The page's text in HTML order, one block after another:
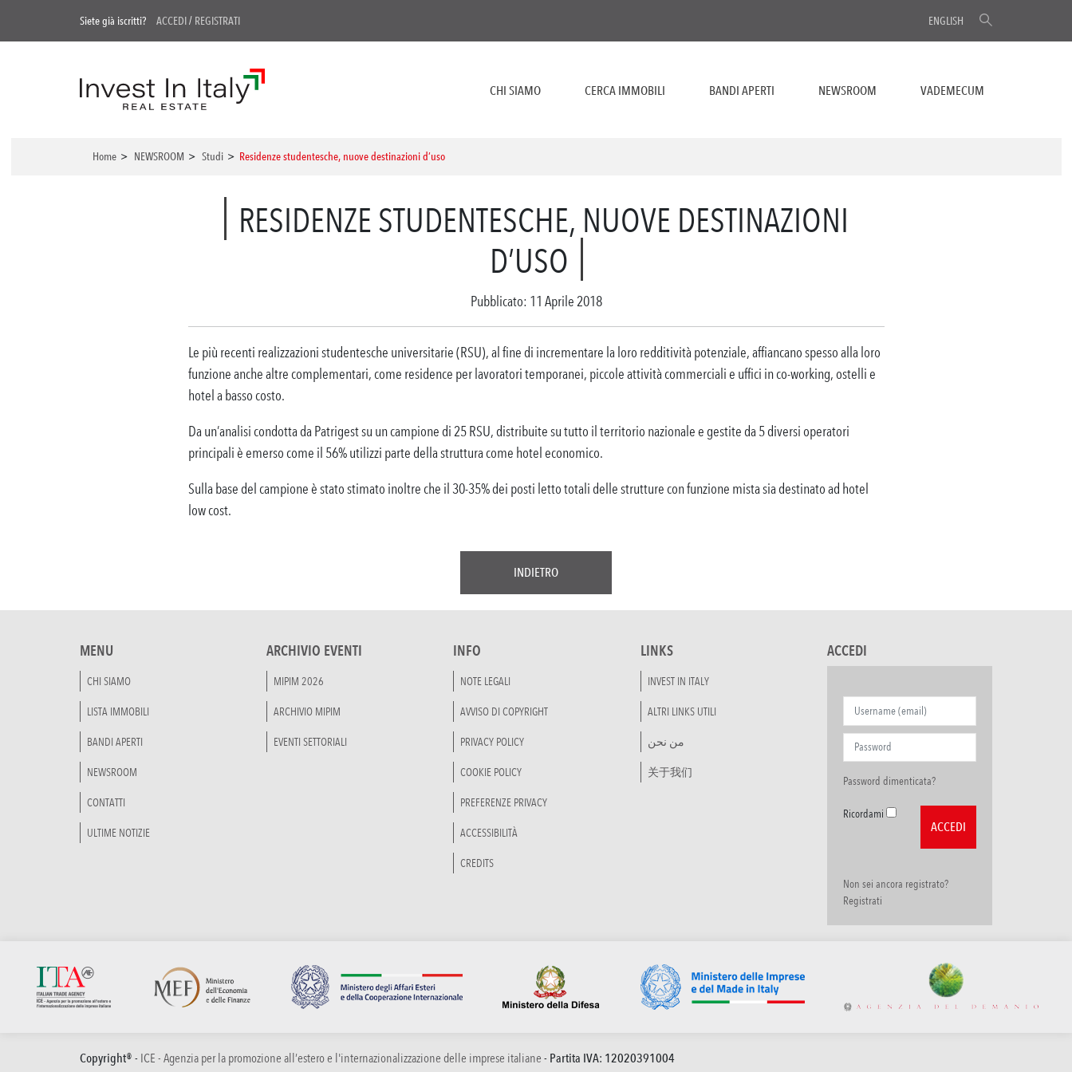
Siete già iscritti? ACCEDI/ REGISTRATI ENGLISH
CHI SIAMO CERCA IMMOBILI BANDI APERTI NEWSROOM VADEMECUM
Home > NEWSROOM > Studi > Residenze studentesche, nuove destinazioni d’uso
RESIDENZE STUDENTESCHE, NUOVE DESTINAZIONI
D’USO
Pubblicato: 11 Aprile 2018
Le più recenti realizzazioni studentesche universitarie (RSU), al fine di incrementare la loro redditività potenziale, affiancano spesso alla loro
funzione anche altre complementari, come residence per lavoratori temporanei, piccole attività commerciali e uffici in co-working, ostelli e
hotel a basso costo.
Da un’analisi condotta da Patrigest su un campione di 25 RSU, distribuite su tutto il territorio nazionale e gestite da 5 diversi operatori
principali è emerso come il 56% utilizzi parte della struttura come hotel economico.
Sulla base del campione è stato stimato inoltre che il 30-35% dei posti letto totali delle strutture con funzione mista sia destinato ad hotel
low cost.
INDIETRO
MENU
CHI SIAMO
LISTA IMMOBILI
BANDI APERTI
NEWSROOM
CONTATTI
ULTIME NOTIZIE
ARCHIVIO EVENTI
MIPIM 2026
ARCHIVIO MIPIM
EVENTI SETTORIALI
INFO
NOTE LEGALI
AVVISO DI COPYRIGHT
PRIVACY POLICY
COOKIE POLICY
PREFERENZE PRIVACY
ACCESSIBILITÀ
CREDITS
LINKS
INVEST IN ITALY
ALTRI LINKS UTILI
من نحن
关于我们
ACCEDI
Password dimenticata?
Ricordami
Non sei ancora registrato?
Registrati
Copyright® - ICE - Agenzia per la promozione all’estero e l'internazionalizzazione delle imprese italiane - Partita IVA: 12020391004